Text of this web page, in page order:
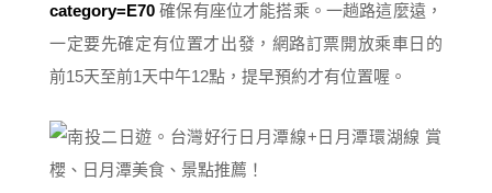
category=E70 確保有座位才能搭乘。一趟路這麼遠，
一定要先確定有位置才出發，網路訂票開放乘車日的
前15天至前1天中午12點，提早預約才有位置喔。